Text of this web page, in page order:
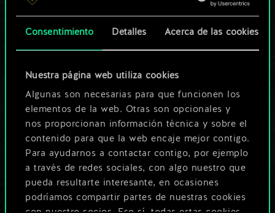
Consentimiento Detalles Acerca de las cookies
Nuestra página web utiliza cookies
Algunas son necesarias para que funcionen los
elementos de la web. Otras son opcionales y
nos proporcionan información técnica y sobre el
contenido para que la web encaje mejor contigo.
Para ayudarnos a contactar contigo, por ejemplo
a través de redes sociales, con algo nuestro que
pueda resultarte interesante, en ocasiones
podríamos compartir partes de nuestras cookies
un conjunto de
cartas compartido.
ser mucho más!
Poner nombre a esta baraja y crear
una guía